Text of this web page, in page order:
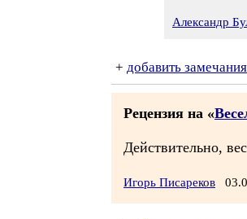
Александр
+ добавить замечания
Рецензия на «
Действительно,
Игорь Писареков